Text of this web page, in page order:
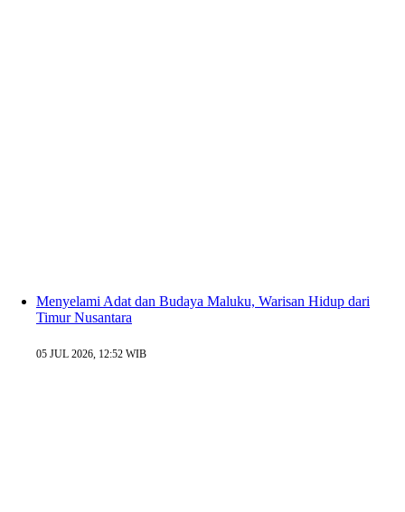
Menyelami Adat dan Budaya Maluku, Warisan Hidup dari
Timur Nusantara
05 JUL 2026, 12:52 WIB